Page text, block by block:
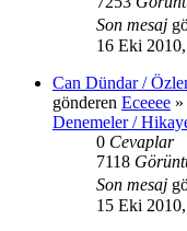
Son mesaj
16 Eki
Can Dündar /
gönderen Eceeee
Denemeler /
0 Cevaplar
7118
Son mesaj
15 Eki 2010,